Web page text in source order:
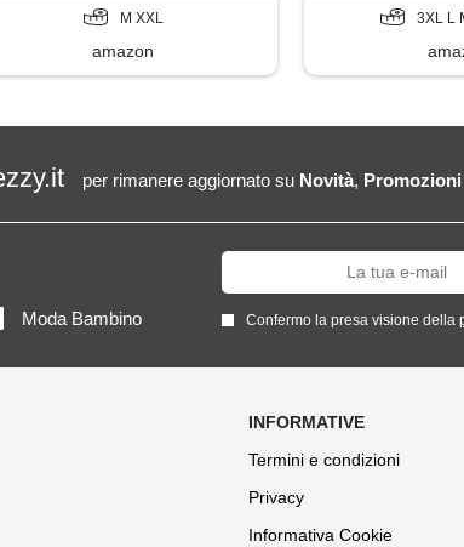
M XXL
amazon
3XL L
per rimanere aggiornato su Novità, Promozioni
Moda Bambino Confermo la presa visione della
Termini e condizioni
Privacy
Informativa Cookie